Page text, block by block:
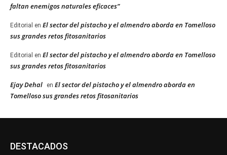
faltan enemigos naturales eficaces”
Editorial en El sector del pistacho y el almendro aborda en Tomelloso
sus grandes retos fitosanitarios
Editorial en El sector del pistacho y el almendro aborda en Tomelloso
sus grandes retos fitosanitarios
Ejay Dehal en El sector del pistacho y el almendro aborda en
Tomelloso sus grandes retos fitosanitarios
DESTACADOS